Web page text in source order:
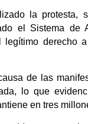
la protesta,
el Sistema de
derecho a
de las
lo que
en tres